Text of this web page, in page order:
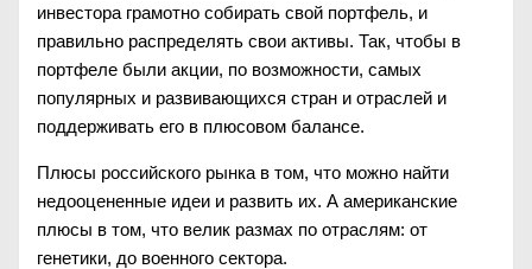
инвестора грамотно собирать свой портфель, и
правильно распределять свои активы. Так, чтобы в
портфеле были акции, по возможности, самых
популярных и развивающихся стран и отраслей и
поддерживать его в плюсовом балансе.
Плюсы российского рынка в том, что можно найти
недооцененные идеи и развить их. А американские
плюсы в том, что велик размах по отраслям: от
генетики, до военного сектора.